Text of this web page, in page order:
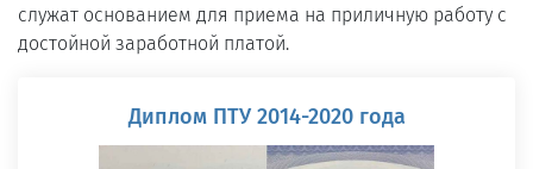
служат основанием для приема на приличную работу с
достойной заработной платой.
Диплом ПТУ 2014-2020 года